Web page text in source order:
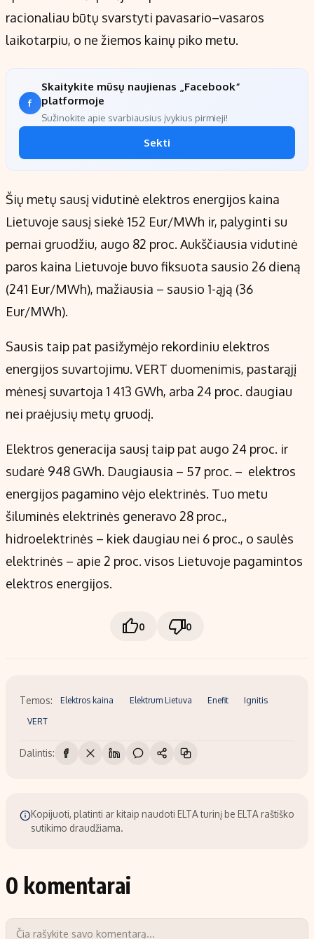
racionaliau būtų svarstyti pavasario–vasaros
laikotarpiu, o ne žiemos kainų piko metu.
Skaitykite mūsų naujienas „Facebook“
platformoje
Sužinokite apie svarbiausius įvykius pirmieji!
Sekti
Šių metų sausį vidutinė elektros energijos kaina
Lietuvoje sausį siekė 152 Eur/MWh ir, palyginti su
pernai gruodžiu, augo 82 proc. Aukščiausia vidutinė
paros kaina Lietuvoje buvo fiksuota sausio 26 dieną
(241 Eur/MWh), mažiausia – sausio 1-ąją (36
Eur/MWh).
Sausis taip pat pasižymėjo rekordiniu elektros
energijos suvartojimu. VERT duomenimis, pastarąjį
mėnesį suvartoja 1 413 GWh, arba 24 proc. daugiau
nei praėjusių metų gruodį.
Elektros generacija sausį taip pat augo 24 proc. ir
sudarė 948 GWh. Daugiausia – 57 proc. – elektros
energijos pagamino vėjo elektrinės. Tuo metu
šiluminės elektrinės generavo 28 proc.,
hidroelektrinės – kiek daugiau nei 6 proc., o saulės
elektrinės – apie 2 proc. visos Lietuvoje pagamintos
elektros energijos.
0 0
Temos: Elektros kaina Elektrum Lietuva Enefit Ignitis
VERT
Dalintis:
Kopijuoti, platinti ar kitaip naudoti ELTA turinį be ELTA raštiško
sutikimo draudžiama.
0 komentarai